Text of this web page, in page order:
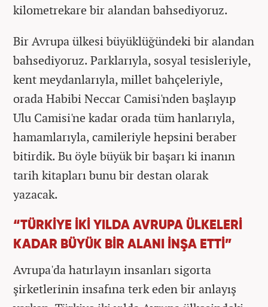
kilometrekare bir alandan bahsediyoruz.
Bir Avrupa ülkesi büyüklüğündeki bir alandan
bahsediyoruz. Parklarıyla, sosyal tesisleriyle,
kent meydanlarıyla, millet bahçeleriyle,
orada Habibi Neccar Camisi'nden başlayıp
Ulu Camisi'ne kadar orada tüm hanlarıyla,
hamamlarıyla, camileriyle hepsini beraber
bitirdik. Bu öyle büyük bir başarı ki inanın
tarih kitapları bunu bir destan olarak
yazacak.
“TÜRKİYE İKİ YILDA AVRUPA ÜLKELERİ
KADAR BÜYÜK BİR ALANI İNŞA ETTİ”
Avrupa'da hatırlayın insanları sigorta
şirketlerinin insafına terk eden bir anlayış